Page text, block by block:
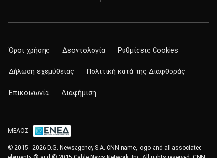
Όροι χρήσης Δεοντολογία Ρυθμίσεις Cookies
Δήλωση εχεμύθειας Πολιτική κατά της Διαφθοράς
Επικοινωνία Διαφήμιση
ΜΕΛΟΣ
© 2015 - 2026 D.G. Newsagency S.A. CNN name, logo and all associated